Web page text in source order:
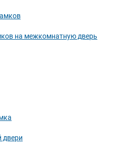
на межкомнатную дверь
двери